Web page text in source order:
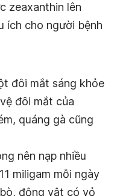
zeaxanthin lên
ích cho người bệnh
đôi mắt sáng khỏe
đôi mắt của
quáng gà cũng
nên nạp nhiều
miligam mỗi ngày
động vật có vỏ